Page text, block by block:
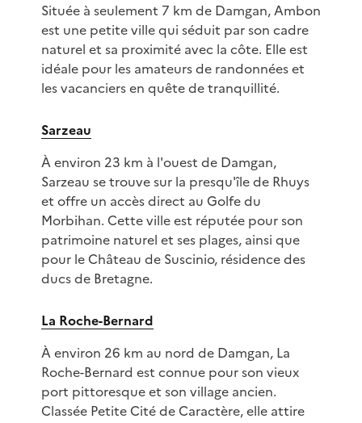
Située à seulement 7 km de Damgan, Ambon
est une petite ville qui séduit par son cadre
naturel et sa proximité avec la côte. Elle est
idéale pour les amateurs de randonnées et
les vacanciers en quête de tranquillité.
Sarzeau
À environ 23 km à l'ouest de Damgan,
Sarzeau se trouve sur la presqu'île de Rhuys
et offre un accès direct au Golfe du
Morbihan. Cette ville est réputée pour son
patrimoine naturel et ses plages, ainsi que
pour le Château de Suscinio, résidence des
ducs de Bretagne.
La Roche-Bernard
À environ 26 km au nord de Damgan, La
Roche-Bernard est connue pour son vieux
port pittoresque et son village ancien.
Classée Petite Cité de Caractère, elle attire